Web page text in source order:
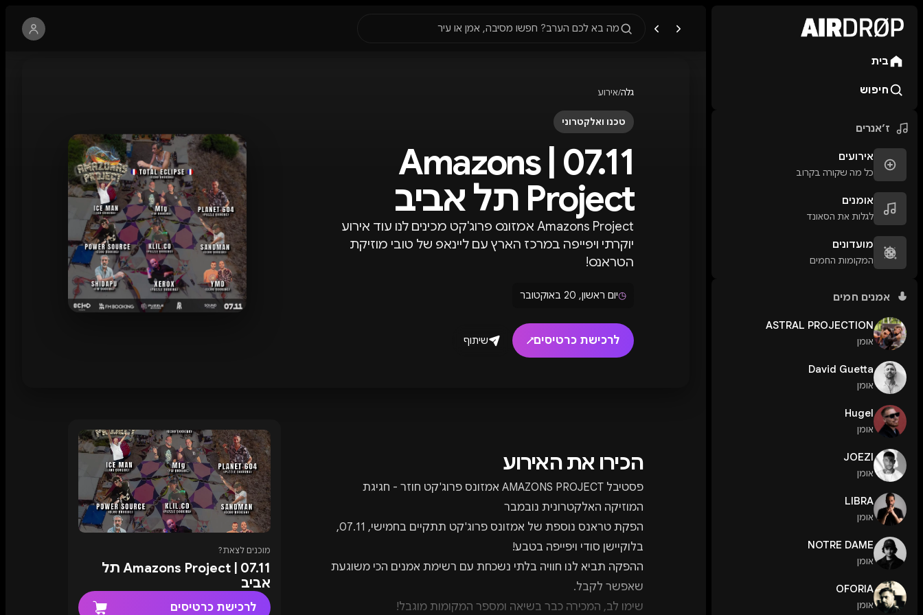
בית
חיפוש
ז׳אנרים
אירועים
כל מה שקורה בקרוב
אומנים
לגלות את הסאונד
מועדונים
המקומות החמים
אמנים חמים
ASTRAL PROJECTION
אומן
David Guetta
אומן
Hugel
אומן
JOEZI
אומן
LIBRA
אומן
NOTRE DAME
אומן
OFORIA
אומן
מה בא לכם הערב? חפשו מסיבה, אמן או עיר
גלה/אירוע
טכנו ואלקטרוני
07.11 | Amazons
Project תל אביב
Amazons Project אמזונס פרוג'קט מכינים לנו עוד אירוע
יוקרתי ויפייפה במרכז הארץ עם ליינאפ של טובי מוזיקת
הטראנס!
◷יום ראשון, 20 באוקטובר
לרכישת כרטיסים↗ שיתוף
הכירו את האירוע
פסטיבל AMAZONS PROJECT אמזונס פרוג'קט חוזר - חגיגת
המוזיקה האלקטרונית נובמבר
הפקת טראנס נוספת של אמזונס פרוג'קט תתקיים בחמישי, 07.11,
בלוקיישן סודי ויפייפה בטבע!
ההפקה תביא לנו חוויה בלתי נשכחת עם רשימת אמנים הכי משוגעת
שאפשר לקבל.
שימו לב, המכירה כבר בשיאה ומספר המקומות מוגבל!
מוכנים לצאת?
07.11 | Amazons Project תל
אביב
לרכישת כרטיסים
🎶מועדונים